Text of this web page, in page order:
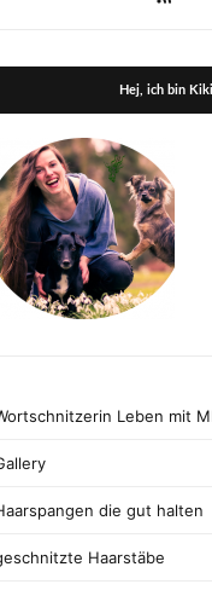
Hej, ich bin Kiki
Leben mit
die gut halten
Haarstäbe